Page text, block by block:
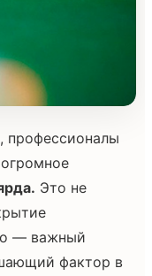
профессионалы
Это не
— важный
фактор в